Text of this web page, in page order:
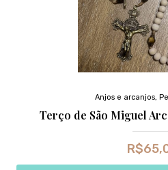
Anjos e arcanjos,
Terço de São Miguel
R$